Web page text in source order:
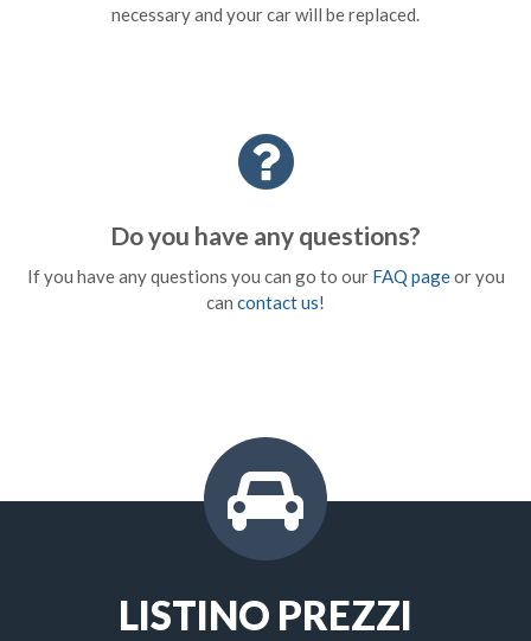
necessary and your car will be replaced.
Do you have any questions?
If you have any questions you can go to our FAQ pageor you
can contact us!
LISTINO PREZZI